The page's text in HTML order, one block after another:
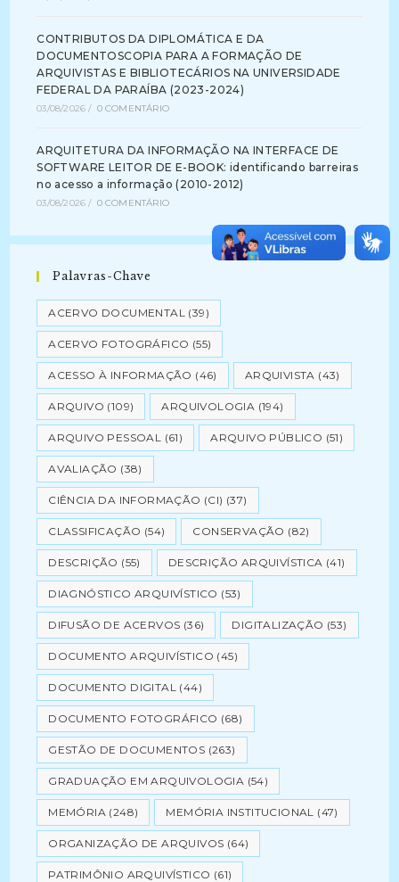
CONTRIBUTOS DA DIPLOMÁTICA E DA
DOCUMENTOSCOPIA PARA A FORMAÇÃO DE
ARQUIVISTAS E BIBLIOTECÁRIOS NA UNIVERSIDADE
FEDERAL DA PARAÍBA (2023-2024)
03/08/2026 / 0 COMENTÁRIO
ARQUITETURA DA INFORMAÇÃO NA INTERFACE DE
SOFTWARE LEITOR DE E-BOOK: identificando barreiras
no acesso a informação (2010-2012)
03/08/2026 / 0 COMENTÁRIO
Palavras-Chave
ACERVO DOCUMENTAL (39)
ACERVO FOTOGRÁFICO (55)
ACESSO À INFORMAÇÃO (46) ARQUIVISTA (43)
ARQUIVO (109) ARQUIVOLOGIA (194)
ARQUIVO PESSOAL (61) ARQUIVO PÚBLICO (51)
AVALIAÇÃO (38)
CIÊNCIA DA INFORMAÇÃO (CI) (37)
CLASSIFICAÇÃO (54) CONSERVAÇÃO (82)
DESCRIÇÃO (55) DESCRIÇÃO ARQUIVÍSTICA (41)
DIAGNÓSTICO ARQUIVÍSTICO (53)
DIFUSÃO DE ACERVOS (36) DIGITALIZAÇÃO (53)
DOCUMENTO ARQUIVÍSTICO (45)
DOCUMENTO DIGITAL (44)
DOCUMENTO FOTOGRÁFICO (68)
GESTÃO DE DOCUMENTOS (263)
GRADUAÇÃO EM ARQUIVOLOGIA (54)
MEMÓRIA (248) MEMÓRIA INSTITUCIONAL (47)
ORGANIZAÇÃO DE ARQUIVOS (64)
PATRIMÔNIO ARQUIVÍSTICO (61)